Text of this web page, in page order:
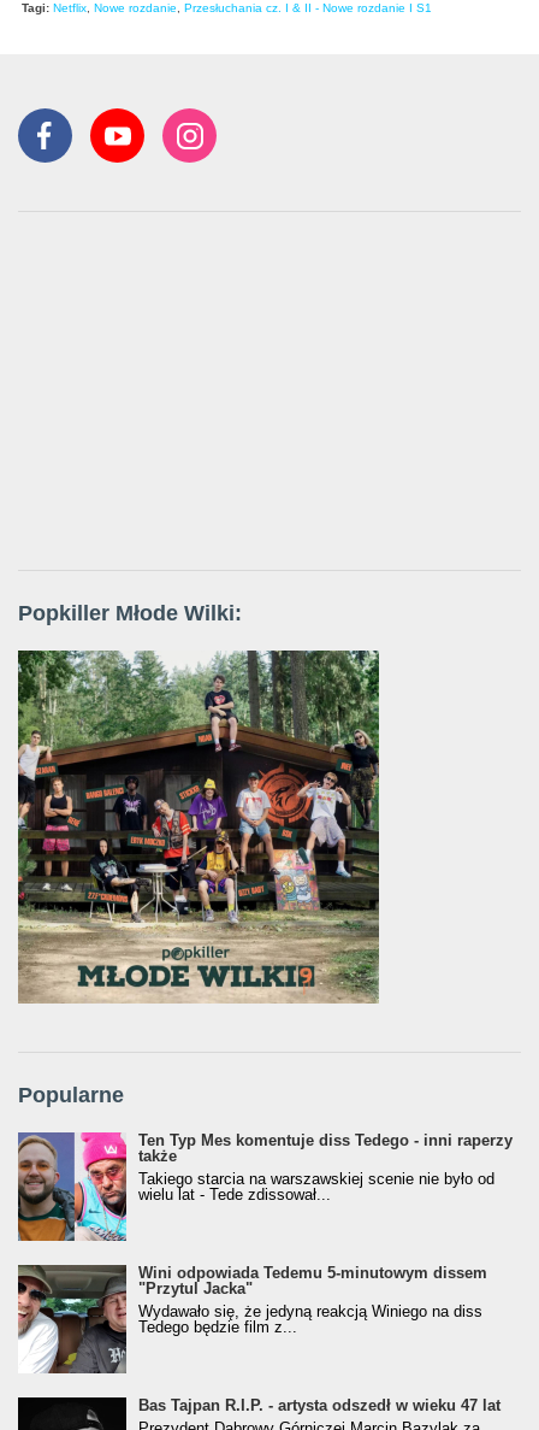
Tagi: Netflix, Nowe rozdanie, Przesłuchania cz. I & II - Nowe rozdanie I S1
Popkiller Młode Wilki:
Popularne
Ten Typ Mes komentuje diss Tedego - inni raperzy
także
Takiego starcia na warszawskiej scenie nie było od
wielu lat - Tede zdissował...
Wini odpowiada Tedemu 5-minutowym dissem
"Przytul Jacka"
Wydawało się, że jedyną reakcją Winiego na diss
Tedego będzie film z...
Bas Tajpan R.I.P. - artysta odszedł w wieku 47 lat